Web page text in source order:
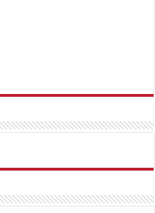
TipobetMatadorbetMariobet